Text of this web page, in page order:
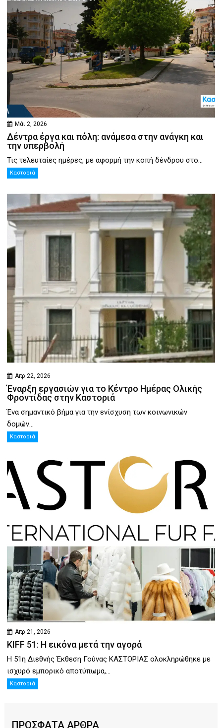
Μάι 2, 2026
Δέντρα έργα και πόλη: ανάμεσα στην ανάγκη και
την υπερβολή
Τις τελευταίες ημέρες, με αφορμή την κοπή δένδρου στο...
Καστοριά
Απρ 22, 2026
Έναρξη εργασιών για το Κέντρο Ημέρας Ολικής
Φροντίδας στην Καστοριά
Ένα σημαντικό βήμα για την ενίσχυση των κοινωνικών
δομών...
Καστοριά
Απρ 21, 2026
KIFF 51: Η εικόνα μετά την αγορά
Η 51η Διεθνής Έκθεση Γούνας ΚΑΣΤΟΡΙΑΣ ολοκληρώθηκε με
ισχυρό εμπορικό αποτύπωμα,...
Καστοριά
ΠΡΟΣΦΑΤΑ ΑΡΘΡΑ